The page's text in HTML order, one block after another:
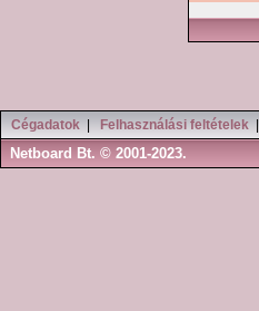
Cégadatok Felhasználási feltételek
Netboard Bt. © 2001-2023.